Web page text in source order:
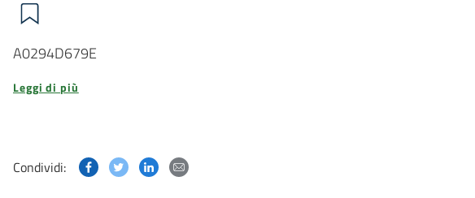
A0294D679E
Leggi di più
Condividi: Condividi questa pagina su Facebook
Condividi questa pagina su Twitter
Condividi questa pagina su Linkedin